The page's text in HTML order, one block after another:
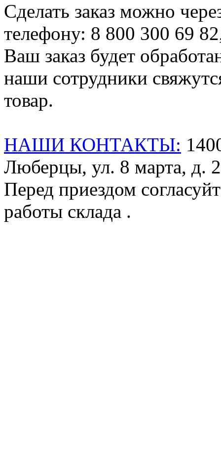
Сделать заказ можно
телефону: 8 800 300 69
Ваш заказ будет
наши сотрудники
товар.
НАШИ КОНТАКТЫ:
Люберцы, ул. 8 марта, д.
Перед приездом
работы склада .